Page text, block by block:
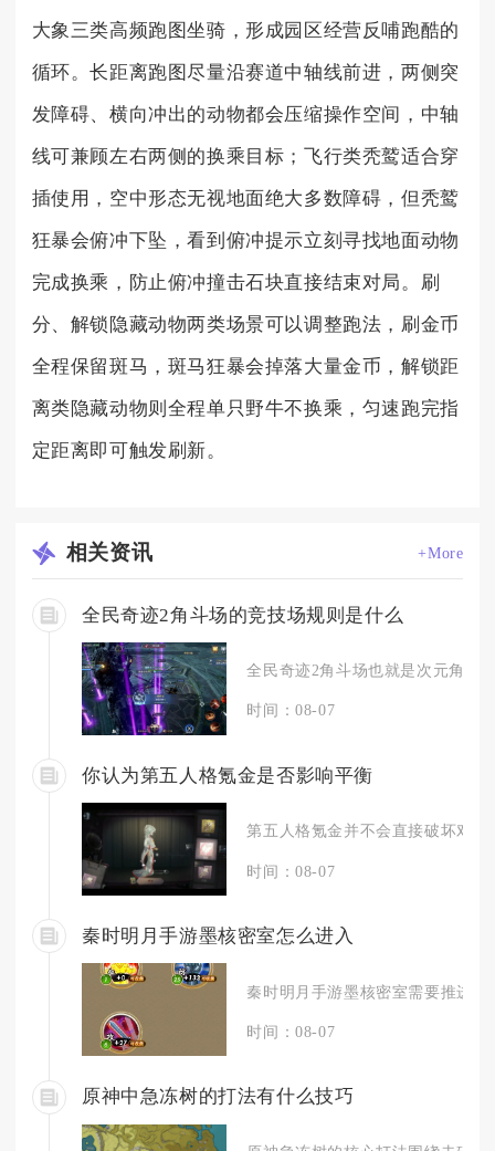
大象三类高频跑图坐骑，形成园区经营反哺跑酷的
循环。长距离跑图尽量沿赛道中轴线前进，两侧突
发障碍、横向冲出的动物都会压缩操作空间，中轴
线可兼顾左右两侧的换乘目标；飞行类秃鹫适合穿
插使用，空中形态无视地面绝大多数障碍，但秃鹫
狂暴会俯冲下坠，看到俯冲提示立刻寻找地面动物
完成换乘，防止俯冲撞击石块直接结束对局。刷
分、解锁隐藏动物两类场景可以调整跑法，刷金币
全程保留斑马，斑马狂暴会掉落大量金币，解锁距
离类隐藏动物则全程单只野牛不换乘，匀速跑完指
定距离即可触发刷新。
相关资讯 +More
全民奇迹2角斗场的竞技场规则是什么
全民奇迹2角斗场也就是次元角斗
时间：08-07
你认为第五人格氪金是否影响平衡
第五人格氪金并不会直接破坏对
时间：08-07
秦时明月手游墨核密室怎么进入
秦时明月手游墨核密室需要推进
时间：08-07
原神中急冻树的打法有什么技巧